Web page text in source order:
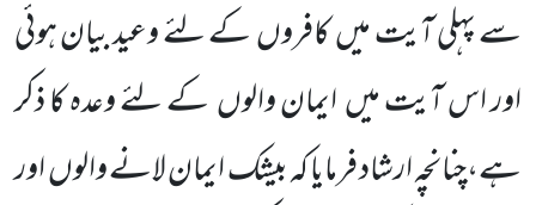
سے پہلی آیت میںکافروںکے لئے وعید بیان ہوئی
اور اس آیتمیںایمان والوںکے لئے وعدہ کا ذکر
ہے،چنانچہ ارشاد فرمایا کہ بیشک ایمان لانے والوںاور